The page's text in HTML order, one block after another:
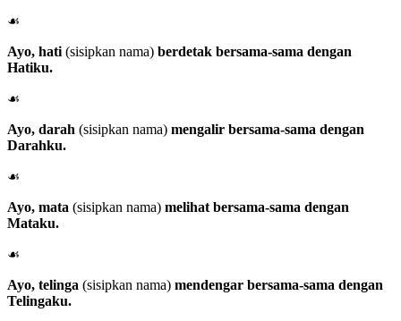
☙
Ayo, hati (sisipkan nama) berdetak bersama-sama dengan
Hatiku.
☙
Ayo, darah (sisipkan nama) mengalir bersama-sama dengan
Darahku.
☙
Ayo, mata (sisipkan nama) melihat bersama-sama dengan
Mataku.
☙
Ayo, telinga (sisipkan nama) mendengar bersama-sama dengan
Telingaku.